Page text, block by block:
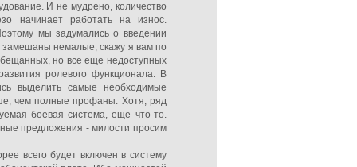
И не мудрено, количество
начинает работать на износ.
мы задумались о введении
замешаны немалые, скажу я вам по
но все еще недоступных
ролевого функционала. В
выделить самые необходимые
чем полные профаны. Хотя, ряд
боевая система, еще что-то.
предложения - милости просим
всего будет включен в систему